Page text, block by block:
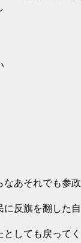
なあそれでも参政
反旗を翻した自
しても戻ってく